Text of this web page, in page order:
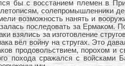
бы с восстанием племен в
солепромышленники
возможность нанять и
последовать за Ермаком.
взялись за изготовление
вёл войну на стругах. Это
продовольствием, порохом
похода сражался с войсками